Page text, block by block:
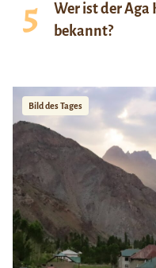
Wer ist der Aga
bekannt?
Bild des Tages